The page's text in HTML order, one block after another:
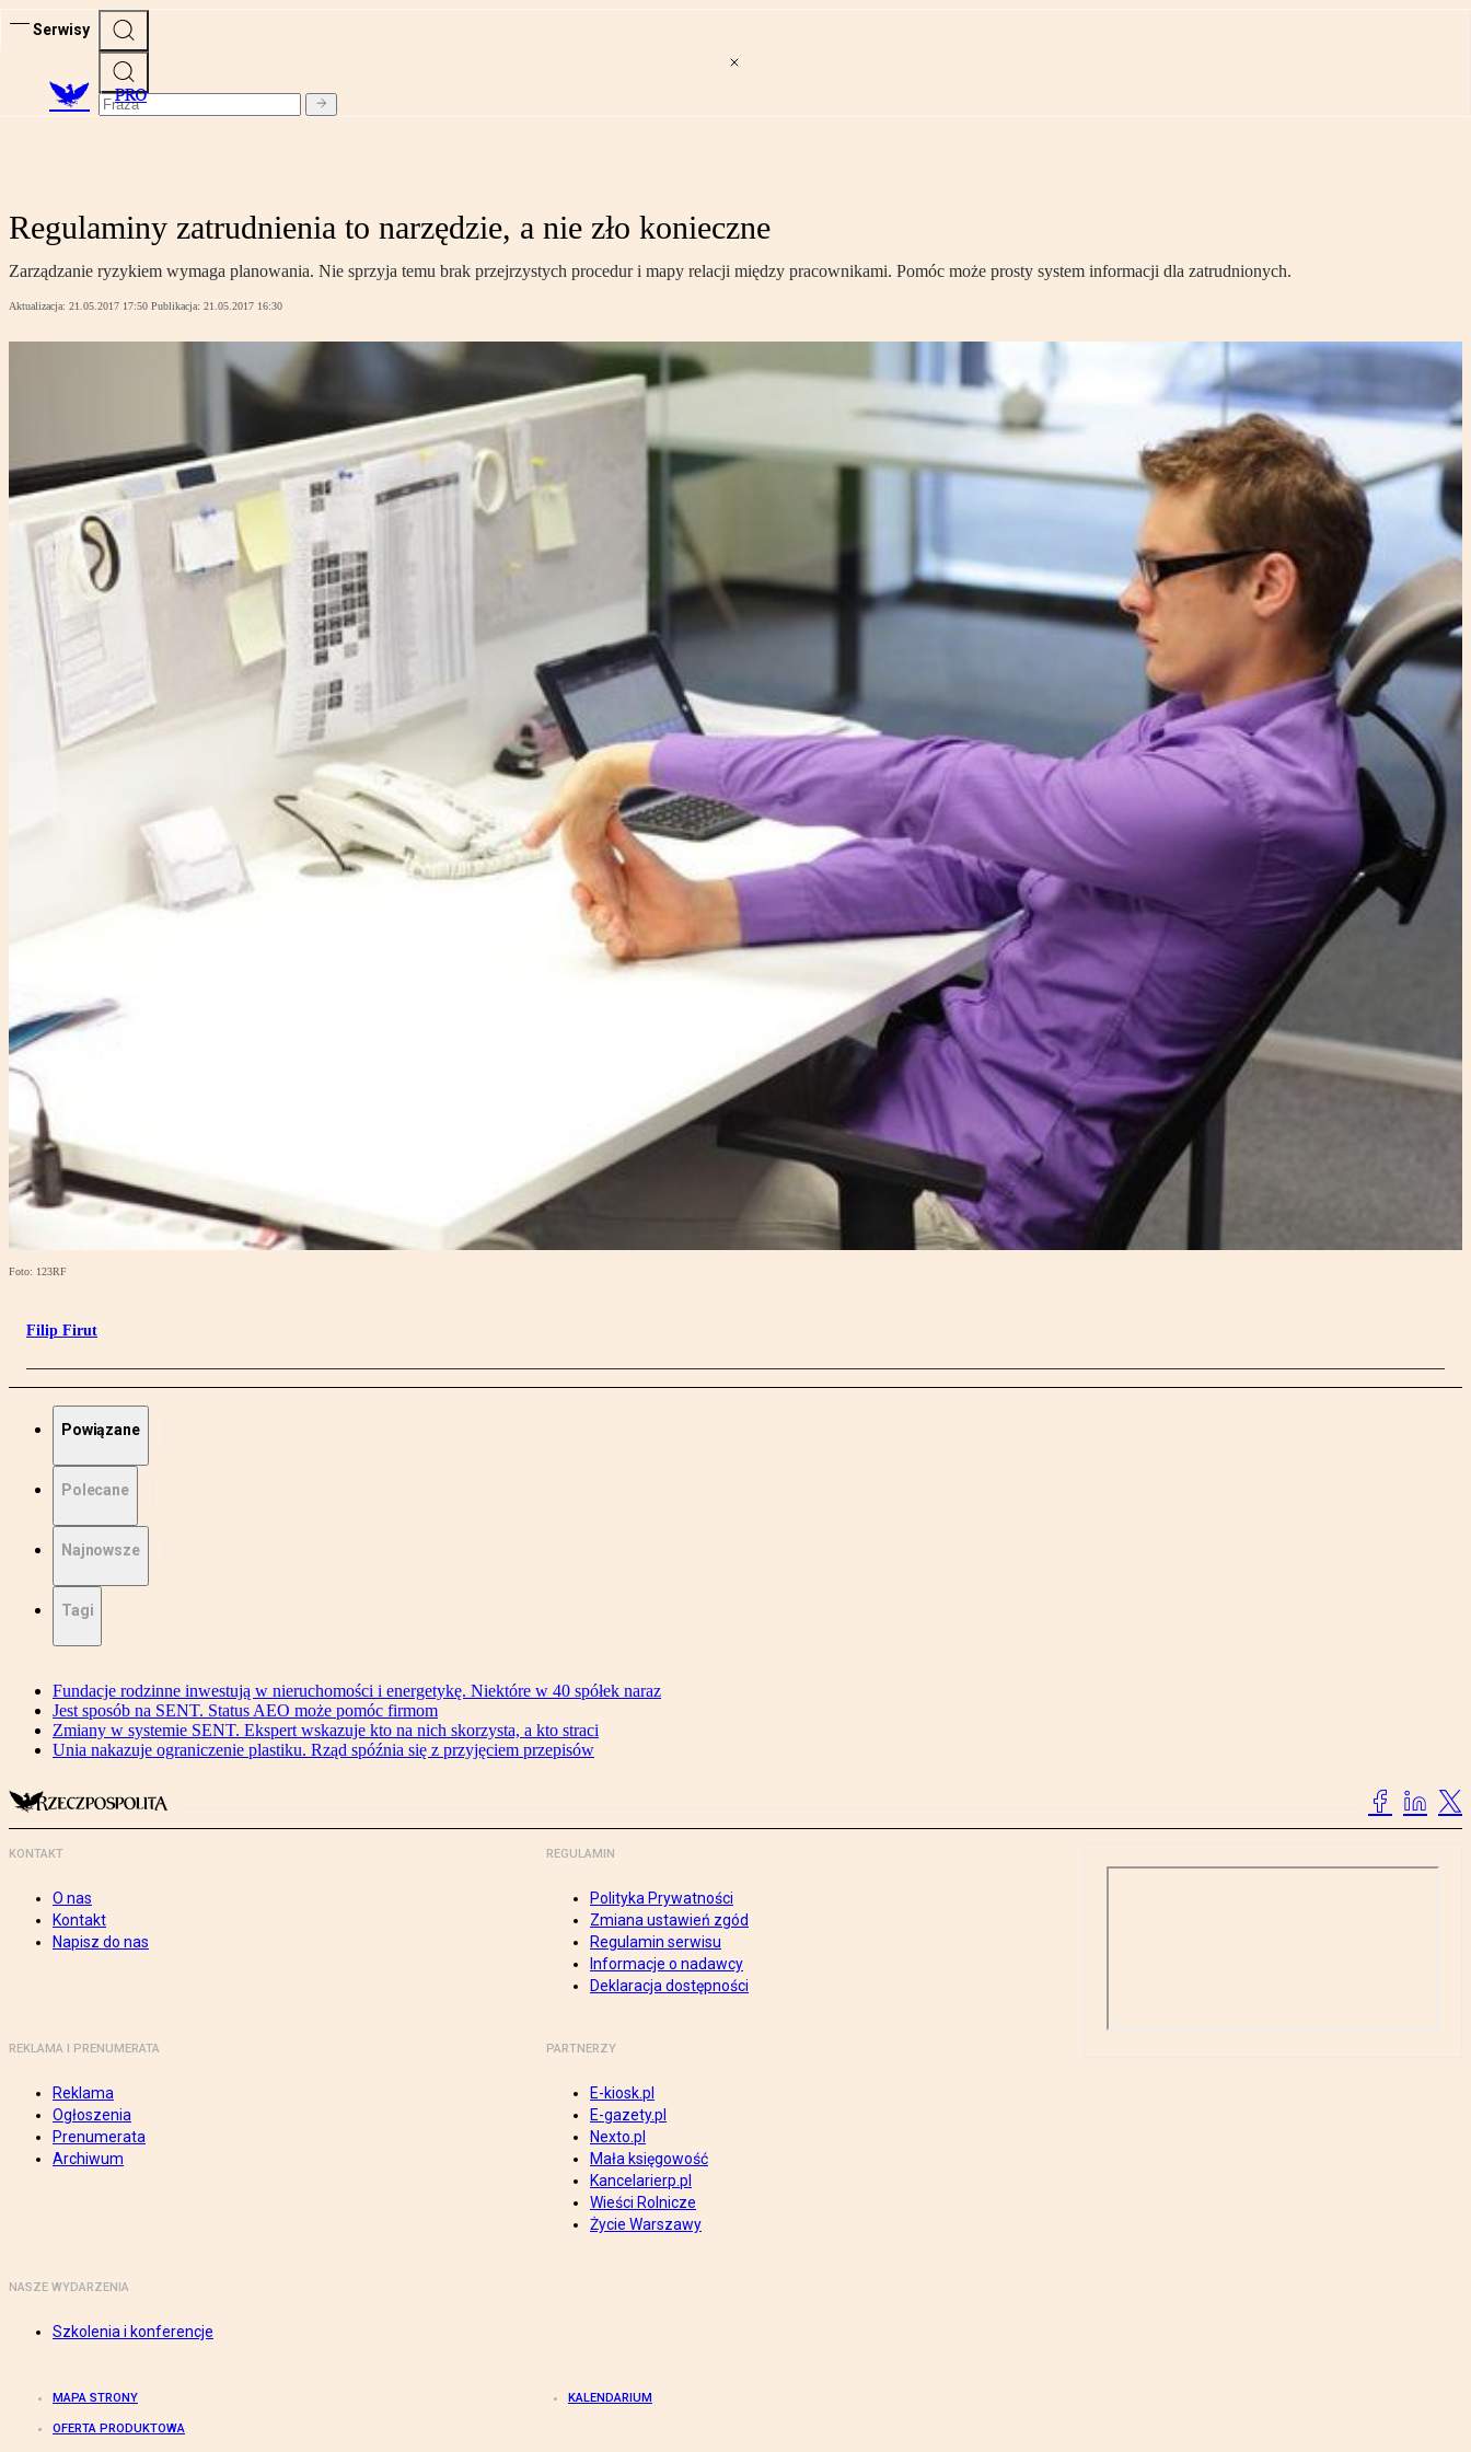
Serwisy
PRO
Regulaminy zatrudnienia to narzędzie, a nie zło konieczne
Zarządzanie ryzykiem wymaga planowania. Nie sprzyja temu brak przejrzystych procedur i mapy relacji między pracownikami. Pomóc może prosty system informacji dla zatrudnionych.
Aktualizacja: 21.05.2017 17:50 Publikacja: 21.05.2017 16:30
Foto: 123RF
Filip Firut
Powiązane
Polecane
Najnowsze
Tagi
Fundacje rodzinne inwestują w nieruchomości i energetykę. Niektóre w 40 spółek naraz
Jest sposób na SENT. Status AEO może pomóc firmom
Zmiany w systemie SENT. Ekspert wskazuje kto na nich skorzysta, a kto straci
Unia nakazuje ograniczenie plastiku. Rząd spóźnia się z przyjęciem przepisów
KONTAKT
O nas
Kontakt
Napisz do nas
REGULAMIN
Polityka Prywatności
Zmiana ustawień zgód
Regulamin serwisu
Informacje o nadawcy
Deklaracja dostępności
REKLAMA I PRENUMERATA
Reklama
Ogłoszenia
Prenumerata
Archiwum
PARTNERZY
E-kiosk.pl
E-gazety.pl
Nexto.pl
Mała księgowość
Kancelarierp.pl
Wieści Rolnicze
Życie Warszawy
NASZE WYDARZENIA
Szkolenia i konferencje
MAPA STRONY KALENDARIUM
OFERTA PRODUKTOWA